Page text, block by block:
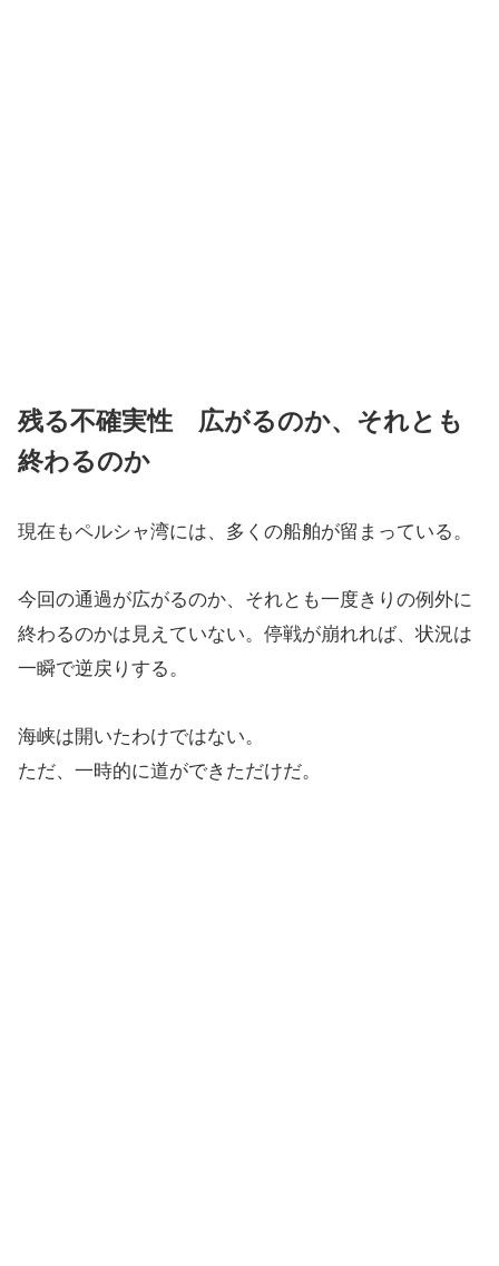
残る不確実性 広がるのか、それとも
終わるのか
現在もペルシャ湾には、多くの船舶が留まっている。
今回の通過が広がるのか、それとも一度きりの例外に
終わるのかは見えていない。停戦が崩れれば、状況は
一瞬で逆戻りする。
海峡は開いたわけではない。
ただ、一時的に道ができただけだ。